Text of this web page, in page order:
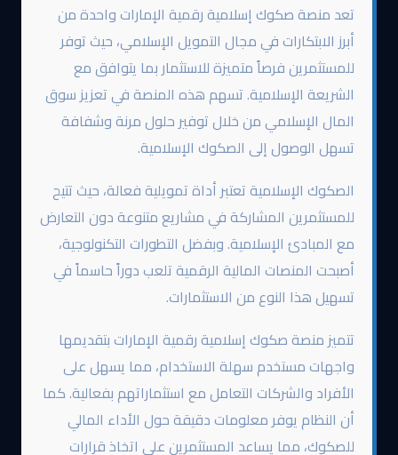
تعد منصة صكوك إسلامية رقمية الإمارات واحدة من
أبرز الابتكارات في مجال التمويل الإسلامي، حيث توفر
للمستثمرين فرصاً متميزة للاستثمار بما يتوافق مع
الشريعة الإسلامية. تسهم هذه المنصة في تعزيز سوق
المال الإسلامي من خلال توفير حلول مرنة وشفافة
تسهل الوصول إلى الصكوك الإسلامية.
الصكوك الإسلامية تعتبر أداة تمويلية فعالة، حيث تتيح
للمستثمرين المشاركة في مشاريع متنوعة دون التعارض
مع المبادئ الإسلامية. وبفضل التطورات التكنولوجية،
أصبحت المنصات المالية الرقمية تلعب دوراً حاسماً في
تسهيل هذا النوع من الاستثمارات.
تتميز منصة صكوك إسلامية رقمية الإمارات بتقديمها
واجهات مستخدم سهلة الاستخدام، مما يسهل على
الأفراد والشركات التعامل مع استثماراتهم بفعالية. كما
أن النظام يوفر معلومات دقيقة حول الأداء المالي
للصكوك، مما يساعد المستثمرين على اتخاذ قرارات